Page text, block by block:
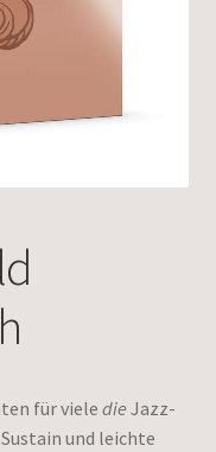
für viele die Jazz-
und leichte